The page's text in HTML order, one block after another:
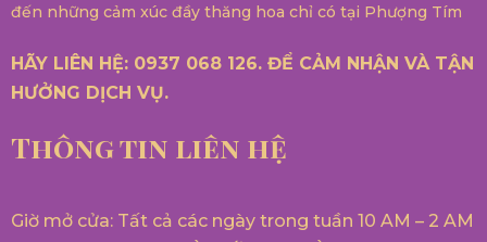
đến những cảm xúc đầy thăng hoa chỉ có tại Phượng Tím
HÃY LIÊN HỆ: 0937 068 126. ĐỂ CẢM NHẬN VÀ TẬN
HƯỞNG DỊCH VỤ.
Thông tin liên hệ
Giờ mở cửa: Tất cả các ngày trong tuần 10 AM – 2 AM